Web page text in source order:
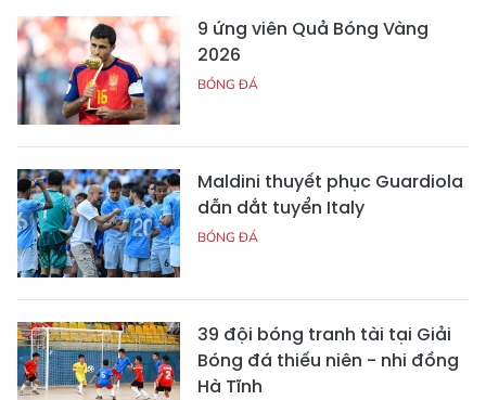
9 ứng viên Quả Bóng Vàng
2026
BÓNG ĐÁ
Maldini thuyết phục Guardiola
dẫn dắt tuyển Italy
BÓNG ĐÁ
39 đội bóng tranh tài tại Giải
Bóng đá thiếu niên - nhi đồng
Hà Tĩnh